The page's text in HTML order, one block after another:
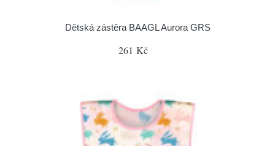
Dětská zástěra BAAGL Aurora GRS
261 Kč